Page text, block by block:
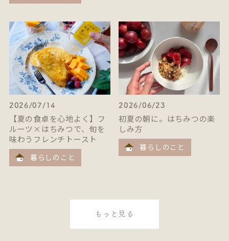
2026/07/14
【夏の食卓を心地よく】フ
ルーツ×はちみつで、旬を
味わうフレンチトースト
暮らしのこと
2026/06/23
初夏の朝に。はちみつの楽
しみ方
暮らしのこと
もっと見る